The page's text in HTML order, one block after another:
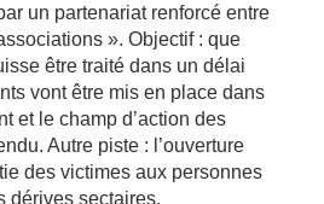
un partenariat renforcé entre
». Objectif : que
être traité dans un délai
vont être mis en place dans
et le champ d’action des
Autre piste : l’ouverture
des victimes aux personnes
dérives sectaires.